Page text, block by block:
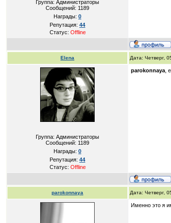
Группа: Администраторы
Сообщений: 1189
Награды: 0
Репутация: 44
Статус: Offline
Elena Дата: Четверг,
Группа: Администраторы
Сообщений: 1189
Награды: 0
Репутация: 44
Статус: Offline
parokonnaya ,
parokonnaya Дата: Четверг,
Именно это я